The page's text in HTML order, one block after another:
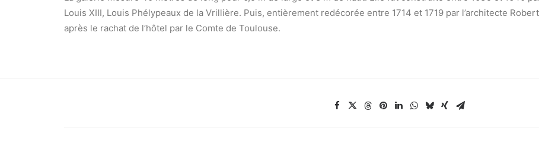
Louis XIII, Louis Phélypeaux de la Vrillière. Puis, entièrement redécorée entre 1714 et 1719 par l’architecte
après le rachat de l’hôtel par le Comte de Toulouse.